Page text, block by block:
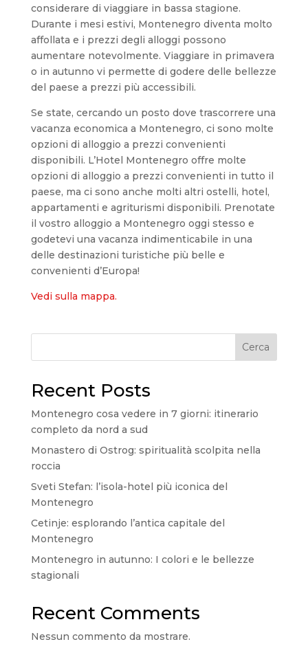
considerare di viaggiare in bassa stagione.
Durante i mesi estivi, Montenegro diventa molto
affollata e i prezzi degli alloggi possono
aumentare notevolmente. Viaggiare in primavera
o in autunno vi permette di godere delle bellezze
del paese a prezzi più accessibili.
Se state, cercando un posto dove trascorrere una
vacanza economica a Montenegro, ci sono molte
opzioni di alloggio a prezzi convenienti
disponibili. L’Hotel Montenegro offre molte
opzioni di alloggio a prezzi convenienti in tutto il
paese, ma ci sono anche molti altri ostelli, hotel,
appartamenti e agriturismi disponibili. Prenotate
il vostro alloggio a Montenegro oggi stesso e
godetevi una vacanza indimenticabile in una
delle destinazioni turistiche più belle e
convenienti d’Europa!
Vedi sulla mappa.
Cerca
Recent Posts
Montenegro cosa vedere in 7 giorni: itinerario
completo da nord a sud
Monastero di Ostrog: spiritualità scolpita nella
roccia
Sveti Stefan: l’isola-hotel più iconica del
Montenegro
Cetinje: esplorando l’antica capitale del
Montenegro
Montenegro in autunno: I colori e le bellezze
stagionali
Recent Comments
Nessun commento da mostrare.